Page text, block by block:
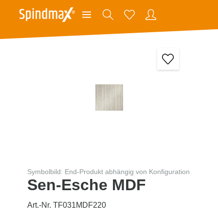
Symbolbild: End-Produkt abhängig von Konfiguration
Sen-Esche MDF
Art.-Nr. TF031MDF220